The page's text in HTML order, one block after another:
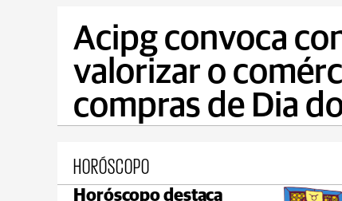
Acipg convoca
valorizar o
compras de Dia
HORÓSCOPO
Horóscopo destaca